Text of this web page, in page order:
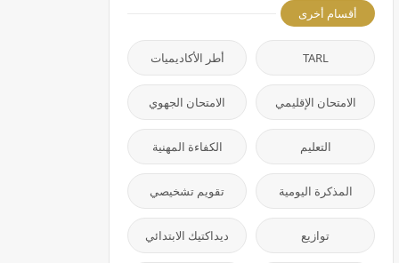
أقسام أخرى
TARL أطر الأكاديميات
الامتحان الإقليمي الامتحان الجهوي
التعليم الكفاءة المهنية
المذكرة اليومية تقويم تشخيصي
توازيع ديداكتيك الابتدائي